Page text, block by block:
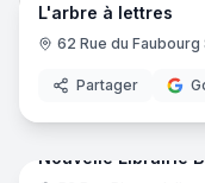
Librairie et Editions
Savoir Livre - La
MomieAnnecy
-
Momie Annecy Mangas
Librairie Bal-
Librairie Labbé- Blois
L'arbre à lettres
62 Rue du
Partager
Nouvelle Librairie